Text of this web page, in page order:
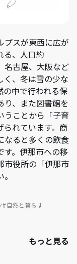
プスが東西に広が
る、人口約
名古屋、大阪など
く、冬は雪の少な
の中で行われる保
り、また図書館を
うことから「子育
られています。商
なると多くの飲食
。伊那市への移
市役所の「伊那市
自然と暮らす
もっと見る